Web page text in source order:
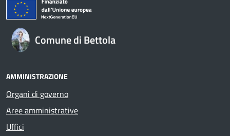
Comune di Bettola
AMMINISTRAZIONE
Organi di governo
Aree amministrative
Uffici